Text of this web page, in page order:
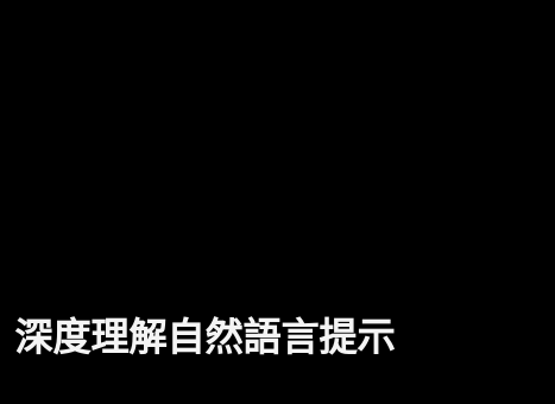
深度理解自然語言提示